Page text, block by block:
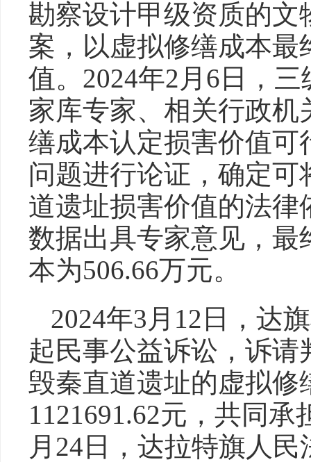
勘察设计甲级资质的
案，以虚拟修缮成本
值。2024年2月6日，
家库专家、相关行政
缮成本认定损害价值
问题进行论证，确定
道遗址损害价值的法
数据出具专家意见，
本为506.66万元。
2024年3月12日，达
起民事公益诉讼，诉
毁秦直道遗址的虚拟修
1121691.62元，共同承
月24日，达拉特旗人